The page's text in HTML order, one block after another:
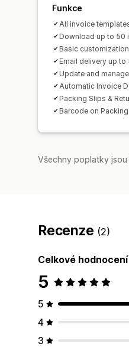
Funkce
All invoice
Download up to 50
Basic customization
Email delivery up to
Update and
Automatic Invoice
Packing Slips &
Barcode on
Všechny poplatky
Recenze (2)
Celkové hodnocení
5
5
4
3